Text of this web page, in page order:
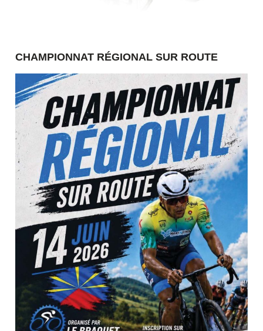
CHAMPIONNAT RÉGIONAL SUR ROUTE